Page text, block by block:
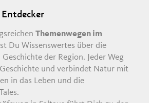
Themenwegen im
Du Wissenswertes über die
der Region. Jeder Weg
und verbindet Natur mit
in das Leben und die